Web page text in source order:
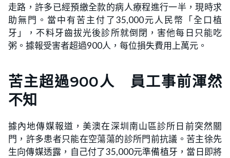
走路，許多已經預繳全款的病人療程進行一半，現時求
助無門。當中有苦主付了35,000元人民幣「全口植
牙」，不料牙齒拔光後診所就倒閉，害他每日只能吃
粥。據報受害者超過900人，每位損失費用上萬元。
苦主超過900人 員工事前渾然
不知
據內地傳媒報道，美澳在深圳南山區診所日前突然關
門，許多患者只能在空蕩蕩的診所門前抗議。苦主徐先
生向傳媒透露，自己付了35,000元準備植牙，當日即將